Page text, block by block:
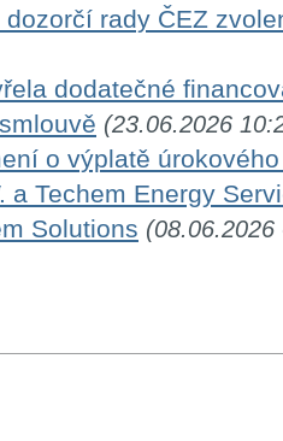
rady ČEZ
dodatečné
(23.06.2026
o výplatě
a Techem Energy
Solutions (08.06.2026